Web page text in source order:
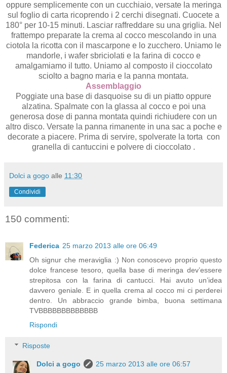
oppure semplicemente con un cucchiaio, versate la meringa
sul foglio di carta ricoprendo i 2 cerchi disegnati. Cuocete a
180° per 10-15 minuti. Lasciar raffreddare su una griglia. Nel
frattempo preparate la crema al cocco mescolando in una
ciotola la ricotta con il mascarpone e lo zucchero. Uniamo le
mandorle, i wafer sbriciolati e la farina di cocco e
amalgamiamo il tutto. Uniamo al composto il cioccolato
sciolto a bagno maria e la panna montata.
Assemblaggio
Poggiate una base di dasquoise su di un piatto oppure
alzatina. Spalmate con la glassa al cocco e poi una
generosa dose di panna montata quindi richiudere con un
altro disco. Versate la panna rimanente in una sac a poche e
decorate a piacere. Prima di servire, spolverate la torta con
granella di cantuccini e polvere di cioccolato .
Dolci a gogo alle 11:30
Condividi
150 commenti:
Federica 25 marzo 2013 alle ore 06:49
Oh signur che meraviglia :) Non conoscevo proprio questo
dolce francese tesoro, quella base di meringa dev’essere
strepitosa con la farina di cantucci. Hai avuto un’idea
davvero geniale. E in quella crema al cocco mi ci perderei
dentro. Un abbraccio grande bimba, buona settimana
TVBBBBBBBBBBBBB
Rispondi
Risposte
Dolci a gogo
25 marzo 2013 alle ore 06:57